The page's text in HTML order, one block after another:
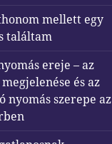
mellett egy
találtam
ereje – az
és az
nyomás szerepe az